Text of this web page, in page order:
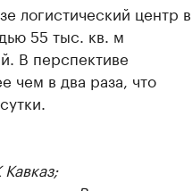
логистический центр в
55 тыс. кв. м
В перспективе
чем в два раза, что